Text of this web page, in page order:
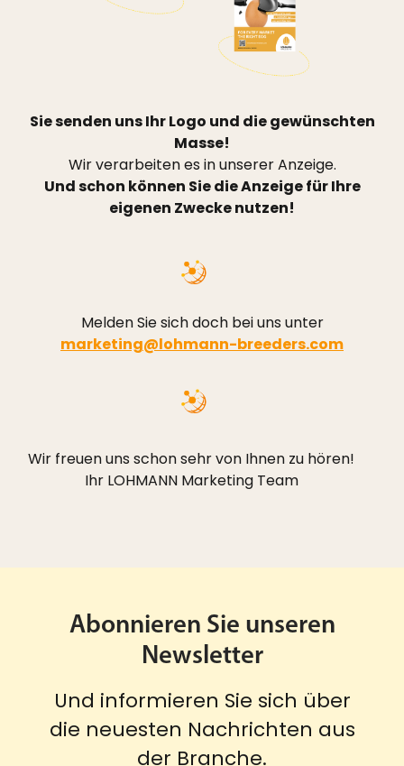
Sie senden uns Ihr Logo und die gewünschten
Masse!
Wir verarbeiten es in unserer Anzeige.
Und schon können Sie die Anzeige für Ihre
eigenen Zwecke nutzen!
Melden Sie sich doch bei uns unter
marketing@lohmann-breeders.com
Wir freuen uns schon sehr von Ihnen zu hören!
Ihr LOHMANN Marketing Team
Abonnieren Sie unseren
Newsletter
Und informieren Sie sich über
die neuesten Nachrichten aus
der Branche.